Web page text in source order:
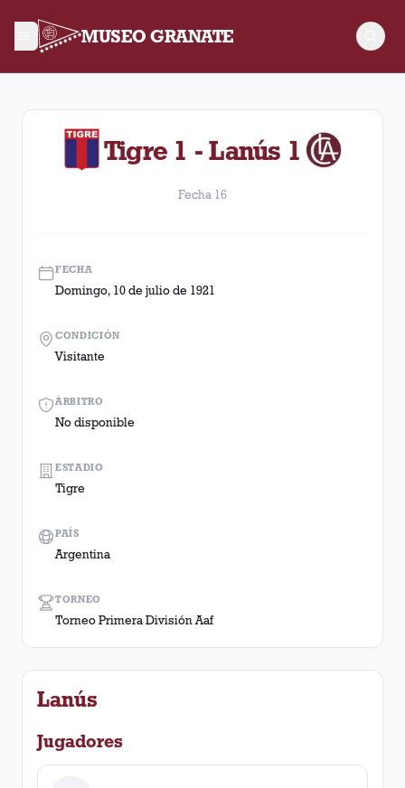
MUSEO GRANATE
Fecha 16. Partido entre Lanús y Tigre disputado el
Tigre 1 - Lanús 1
Fecha 16
FECHA
Domingo, 10 de julio de 1921
ÁRBITRO
No disponible
TORNEO
Torneo Primera División Aaf
CONDICIÓN
Visitante
ESTADIO
Tigre
PAÍS
Argentina
Lanús
Jugadores